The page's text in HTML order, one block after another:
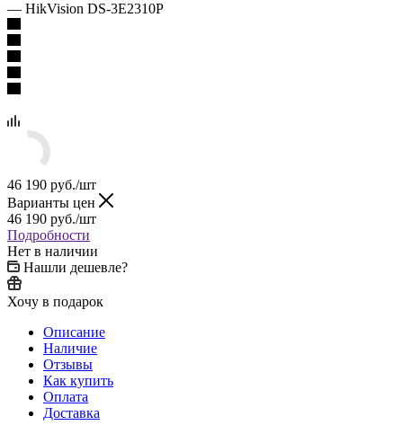
— HikVision DS-3E2310P
46 190 руб./шт
Варианты цен
46 190 руб./шт
Подробности
Нет в наличии
Нашли дешевле?
Хочу в подарок
Описание
Наличие
Отзывы
Как купить
Оплата
Доставка